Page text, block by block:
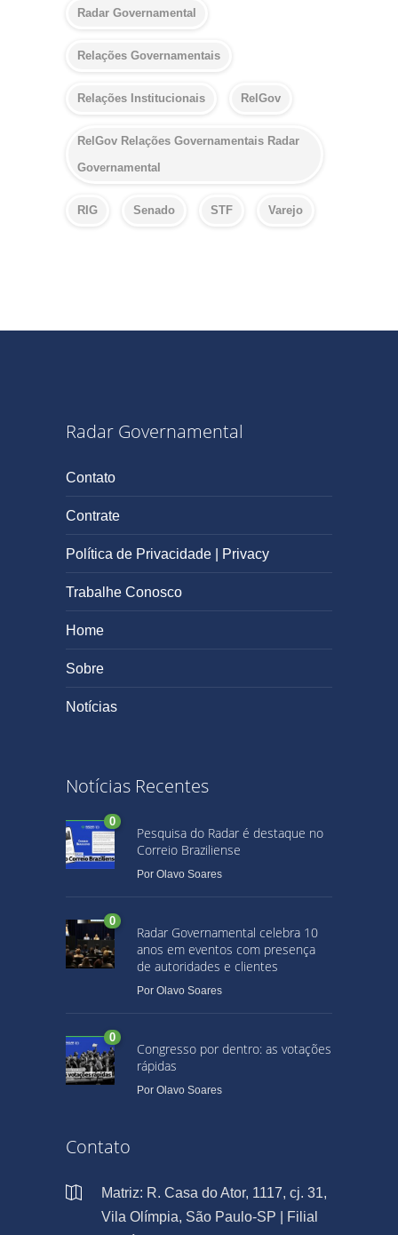
Radar Governamental
Relações Governamentais
Relações Institucionais RelGov
RelGov Relações Governamentais Radar
Governamental
RIG Senado STF Varejo
Radar Governamental
Contato
Contrate
Política de Privacidade | Privacy
Trabalhe Conosco
Home
Sobre
Notícias
Notícias Recentes
0
Pesquisa do Radar é destaque no
Correio Braziliense
Por Olavo Soares
0
Radar Governamental celebra 10
anos em eventos com presença
de autoridades e clientes
Por Olavo Soares
0
Congresso por dentro: as votações
rápidas
Por Olavo Soares
Contato
Matriz: R. Casa do Ator, 1117, cj. 31,
Vila Olímpia, São Paulo-SP | Filial